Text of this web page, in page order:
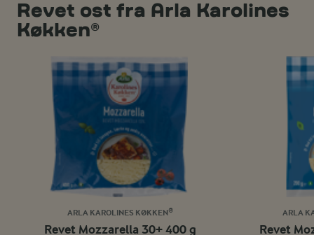
Revet ost fra Arla Karolines
Køkken®
ARLA KAROLINES KØKKEN®
Revet Mozzarella 30+ 400 g
ARLA
Revet